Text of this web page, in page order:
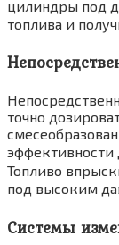
цилиндры под
топлива и
точно
эффективности
Топливо
под высоким
Системы